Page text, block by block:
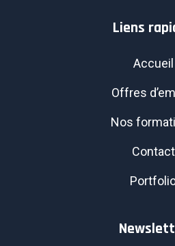
Liens
Accueil
Offres
Nos
Contact